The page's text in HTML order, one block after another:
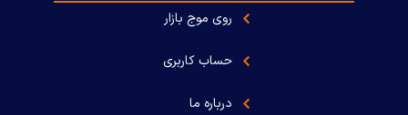
روی موج بازار
حساب کاربری
درباره ما